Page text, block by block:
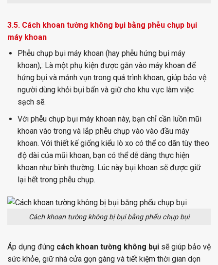
3.5. Cách khoan tường không bụi bằng phễu chụp bụi
máy khoan
Phễu chụp bụi máy khoan (hay phễu hứng bụi máy
khoan),: Là một phụ kiện được gắn vào máy khoan để
hứng bụi và mảnh vụn trong quá trình khoan, giúp bảo vệ
người dùng khỏi bụi bẩn và giữ cho khu vực làm việc
sạch sẽ.
Với phễu chụp bụi máy khoan này, bạn chỉ cần luồn mũi
khoan vào trong và lắp phễu chụp vào vào đầu máy
khoan. Với thiết kế giống kiểu lò xo có thể co dãn tùy theo
độ dài của mũi khoan, bạn có thể dễ dàng thực hiện
khoan như bình thường. Lúc này bụi khoan sẽ được giữ
lại hết trong phễu chụp.
Cách khoan tường không bị bụi bằng phếu chụp bụi
Áp dụng đúng cách khoan tường không bụi sẽ giúp bảo vệ
sức khỏe, giữ nhà cửa gọn gàng và tiết kiệm thời gian dọn